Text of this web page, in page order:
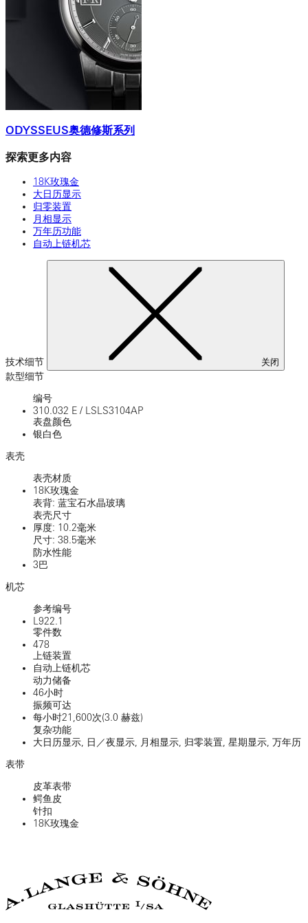
ODYSSEUS奥德修斯系列
探索更多内容
18K玫瑰金
大日历显示
归零装置
月相显示
万年历功能
自动上链机芯
技术细节 关闭
款型细节
编号
310.032 E /
LSLS3104AP
表盘颜色
银白色
表壳
表壳材质
18K玫瑰金
表背: 蓝宝石水晶玻璃
表壳尺寸
厚度: 10.2毫米
尺寸: 38.5毫米
防水性能
3巴
机芯
参考编号
L922.1
零件数
478
上链装置
自动上链机芯
动力储备
46小时
振频可达
每小时21,600次(3.0 赫兹)
复杂功能
大日历显示, 日／夜显示, 月相显示, 归零装置, 星期显示, 万年历
表带
皮革表带
鳄鱼皮
针扣
18K玫瑰金